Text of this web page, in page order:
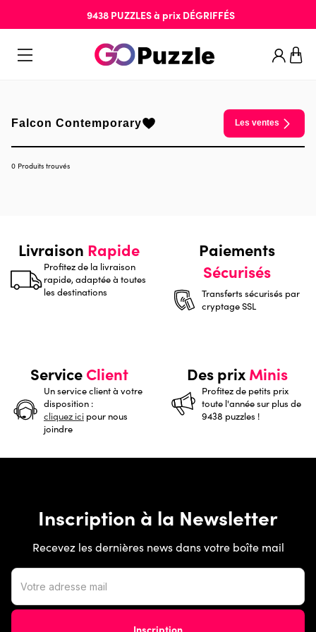
9438 PUZZLESà prix DÉGRIFFÉS
Falcon Contemporary Les ventes
0 Produits trouvés
Livraison Rapide
Profitez de la livraison
rapide, adaptée à toutes
les destinations
Paiements
Sécurisés
Transferts sécurisés par
cryptage SSL
ServiceClient
Un service client à votre
disposition :
cliquez ici pour nous
joindre
Des prixMinis
Profitez de petits prix
toute l'année sur plus de
9438 puzzles !
Inscription à la Newsletter
Recevez les dernières news dans votre boîte mail